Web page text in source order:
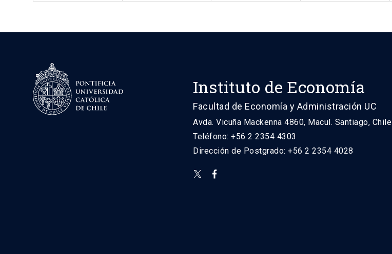
Instituto de Economía
Facultad de Economía y Administración UC
Avda. Vicuña Mackenna 4860, Macul. Santiago, Chile
Teléfono: +56 2 2354 4303
Dirección de Postgrado: +56 2 2354 4028